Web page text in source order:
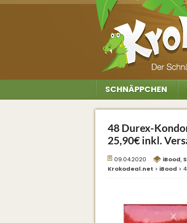
SCHNÄPPCHEN
48 Durex-
25,90€ inkl.
09.04.2020 iBood,
Krokodeal.net > iBood >